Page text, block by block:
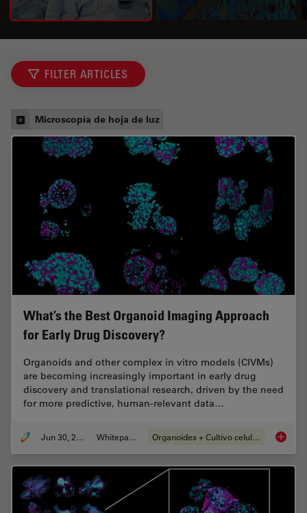
FILTER ARTICLES
Microscopía de hoja de luz
What’s the Best Organoid Imaging Approach
for Early Drug Discovery?
Organoids and other complex in vitro models (CIVMs)
are becoming increasingly important in early drug
discovery and translational research, driven by the need
for more predictive, human-relevant data…
Jun 30, 2026 Whitepaper Organoides + Cultivo celular 3D